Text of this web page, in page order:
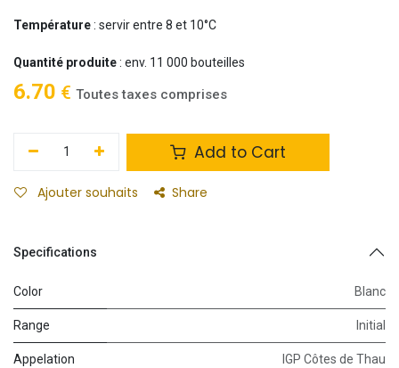
Température: servir entre 8 et 10°C
Quantité produite: env. 11 000 bouteilles
6.70 € Toutes taxes comprises
Add to Cart
Ajouter souhaits Share
Specifications
Color Blanc
Range Initial
Appelation IGP Côtes de Thau